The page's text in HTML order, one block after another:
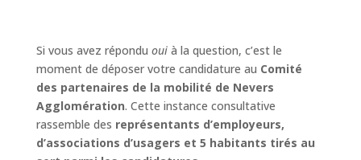
Si vous avez répondu ouià la question, c’est le
moment de déposer votre candidature au Comité
des partenaires de la mobilité de Nevers
Agglomération. Cette instance consultative
rassemble des représentants d’employeurs,
d’associations d’usagers et 5 habitants tirés au